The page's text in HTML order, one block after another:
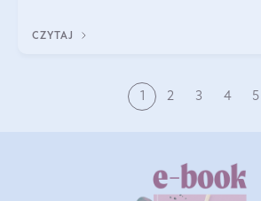
bardziej biodostępny
CZYTAJ
1 2 3 4 5